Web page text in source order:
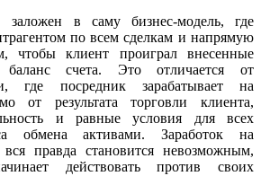
заложен в саму бизнес-модель, где
по всем сделкам и напрямую
чтобы клиент проиграл внесенные
счета. Это отличается от
где посредник зарабатывает на
от результата торговли клиента,
и равные условия для всех
обмена активами. Заработок на
правда становится невозможным,
действовать против своих